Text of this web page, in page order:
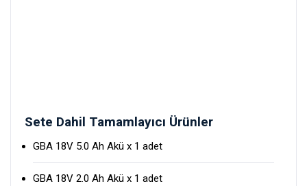
Sete Dahil Tamamlayıcı Ürünler
GBA 18V 5.0 Ah Akü x 1 adet
GBA 18V 2.0 Ah Akü x 1 adet